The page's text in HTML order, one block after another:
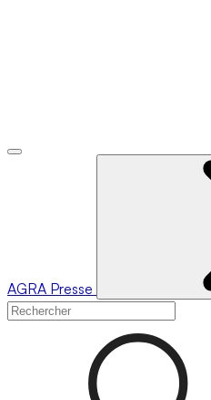
AGRA Presse